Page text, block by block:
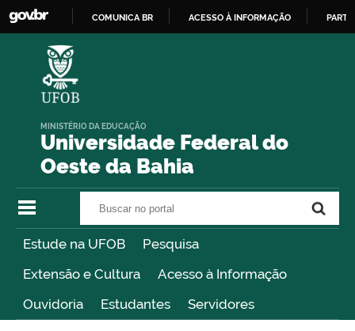
COMUNICA BR ACESSO À INFORMAÇÃO
Universidade Federal do
Oeste da Bahia
MINISTÉRIO DA EDUCAÇÃO
Estude na UFOB
Pesquisa
Extensão e Cultura
Acesso à Informação
Ouvidoria
Estudantes Servidores